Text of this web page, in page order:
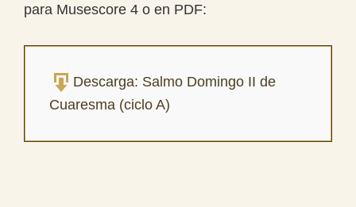
para Musescore 4 o en PDF:
Descarga: Salmo Domingo II de
Cuaresma (ciclo A)